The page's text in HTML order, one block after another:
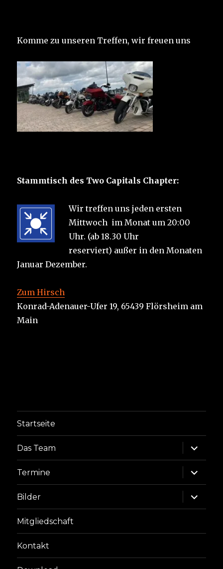
Komme zu unseren Treffen, wir freuen uns
Stammtisch des Two Capitals Chapter:
Wir treffen uns jeden ersten
Mittwoch im Monat um 20:00
Uhr. (ab 18.30 Uhr
reserviert) außer in den Monaten
Januar Dezember.
Zum Hirsch
Konrad-Adenauer-Ufer 19, 65439 Flörsheim am
Main
Startseite
Das Team
Termine
Bilder
Mitgliedschaft
Kontakt